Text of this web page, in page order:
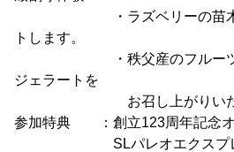
・ラズベリーの苗木を1
トします。
・秩父産のフルーツを
ジェラートを
お召し上がりいただ
参加特典 ：創立123周年記念オ
SLパレオエクスプレス